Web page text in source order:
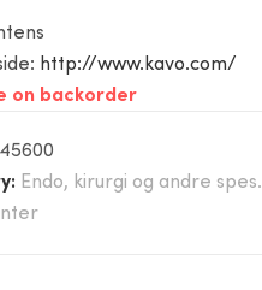
http://www.kavo.com/
on backorder
Endo, kirurgi og andre spes.